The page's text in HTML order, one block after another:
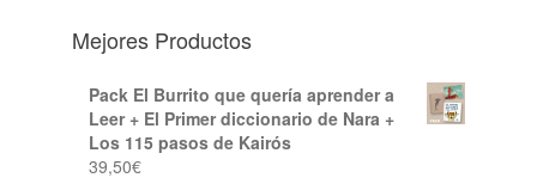
Mejores Productos
Pack El Burrito que quería aprender a
Leer + El Primer diccionario de Nara +
Los 115 pasos de Kairós
39,50€